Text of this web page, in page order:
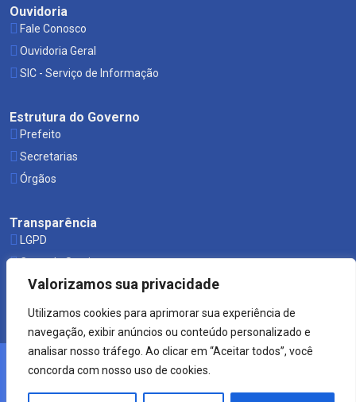
Valorizamos sua privacidade
Utilizamos cookies para aprimorar sua experiência de
navegação, exibir anúncios ou conteúdo personalizado e
analisar nosso tráfego. Ao clicar em “Aceitar todos”, você
concorda com nosso uso de cookies.
Ouvidoria
Fale Conosco
Ouvidoria Geral
SIC - Serviço de Informação
Estrutura do Governo
Prefeito
Secretarias
Órgãos
Transparência
LGPD
Carta de Serviços
Leis Municipais